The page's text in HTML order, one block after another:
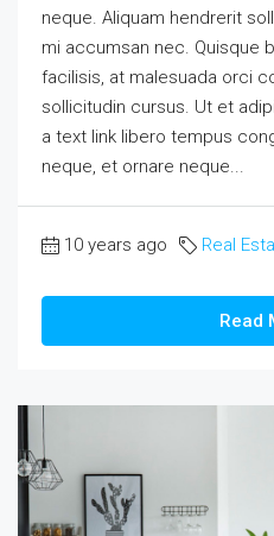
neque. Aliquam hendrerit
mi accumsan nec. Quisque
facilisis, at malesuada orci
sollicitudin cursus. Ut et
a text link libero tempus
neque, et ornare neque...
10 years ago Real
Read